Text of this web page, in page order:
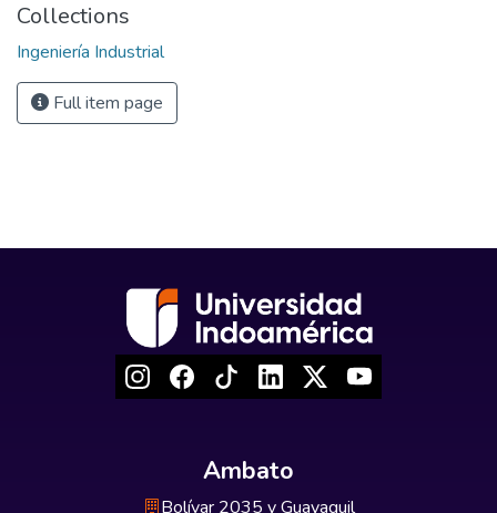
Collections
Ingeniería Industrial
Full item page
Ambato
Bolívar 2035 y Guayaquil